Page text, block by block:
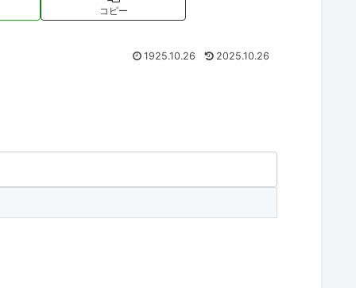
コピー
1925.10.26 2025.10.26